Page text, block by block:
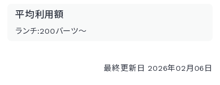
平均利用額
ランチ:200バーツ～
最終更新日 2026年02月06日